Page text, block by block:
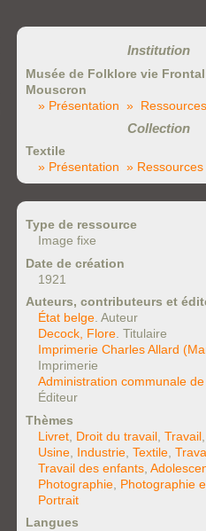
Institution
Musée de Folklore vie
Mouscron
» Présentation » Ressources
Collection
Textile
» Présentation » Ressources
Type de ressource
Image fixe
Date de création
1921
Auteurs, contributeurs et
État belge. Auteur
Decock, Flore. Titulaire
Imprimerie Charles Allard
Imprimerie
Administration communale
Éditeur
Thèmes
Livret Droit du travail Travail
Usine Industrie Textile
Travail des enfants
Photographie Photographie
Portrait
Langues